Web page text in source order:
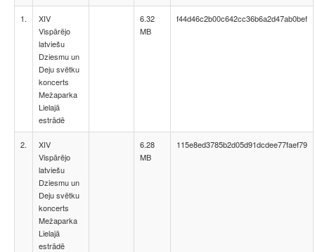
1.
XIV
Vispārējo
latviešu
Dziesmu un
Deju svētku
koncerts
Mežaparka
Lielajā
estrādē
6.32
MB
f44d46c2b00c642cc36b6a2d47ab0bef
2.
XIV
Vispārējo
latviešu
Dziesmu un
Deju svētku
koncerts
Mežaparka
Lielajā
estrādē
6.28
MB
115e8ed3785b2d05d91dcdee77faef79